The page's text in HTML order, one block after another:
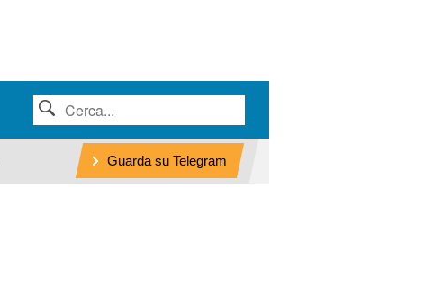
Guarda su Telegram